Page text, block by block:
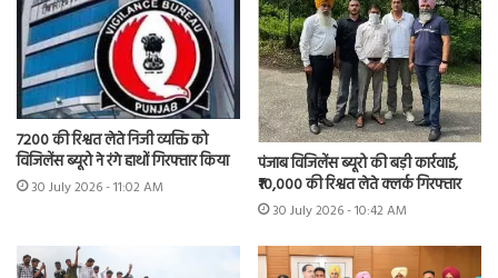
7200 की रिश्वत लेते निजी व्यक्ति को
विजिलेंस ब्यूरो ने रंगे हाथों गिरफ्तार किया
30 July 2026 - 11:02 AM
पंजाब विजिलेंस ब्यूरो की बड़ी कार्रवाई,
₹10,000 की रिश्वत लेते क्लर्क गिरफ्तार
30 July 2026 - 10:42 AM